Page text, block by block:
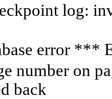
log:
error ***
number on
back